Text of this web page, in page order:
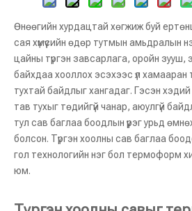
Өнөөгийн хурдацтай хөгжиж буй
сая хүмүүсийн өдөр тутмын амьдралын
цайны түргэн завсарлага, оройн зууш,
байхдаа хооллох эсэхээс үл хамааран
тухтай байдлыг хангадаг. Гэсэн
тав тухыг төдийгүй чанар, аюулгүй
тул сав баглаа боодлын үүрэг урьд
болсон. Түргэн хоолны сав баглаа
гол технологийн нэг бол термоформ
юм.